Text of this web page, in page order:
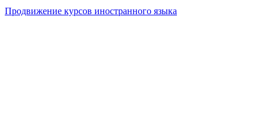
Продвижение курсов иностранного языка